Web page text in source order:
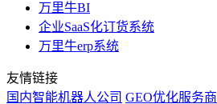
万里牛BI
企业SaaS化订货系统
万里牛erp系统
友情链接
国内智能机器人公司 GEO优化服务商